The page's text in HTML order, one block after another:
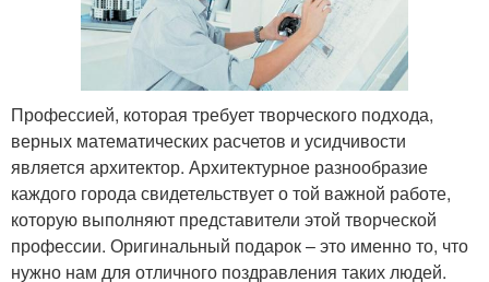
Профессией, которая требует творческого подхода,
верных математических расчетов и усидчивости
является архитектор. Архитектурное разнообразие
каждого города свидетельствует о той важной работе,
которую выполняют представители этой творческой
профессии. Оригинальный подарок – это именно то, что
нужно нам для отличного поздравления таких людей.